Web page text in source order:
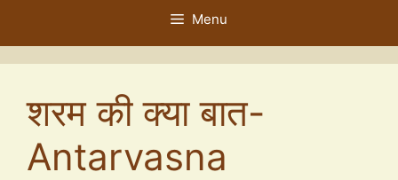
Menu
शरम की क्या बात-
Antarvasna